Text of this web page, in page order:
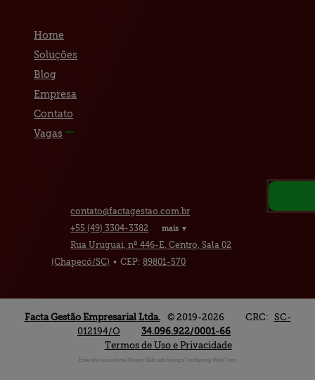
Home
Soluções
Blog
Empresa
Contato
Vagas
contato@factagestao.com.br
+55 (49)3304-3382 mais ▼
Rua Uruguai, nº 446-E, Centro, Sala 02
(Chapecó/SC) • CEP:89801-570
Facta Gestão Empresarial Ltda. © 2019-2026 CRC: SC-
012194/O
34.096.922/0001-66
Termos de Uso e Privacidade
Este site usa a fonte Museo Slab sob licença FontSpring Web Font.